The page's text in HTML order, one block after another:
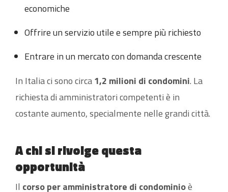
economiche
Offrire un servizio utile e sempre più richiesto
Entrare in un mercato con domanda crescente
In Italia ci sono circa1,2 milioni di condomini. La
richiesta di amministratori competenti è in
costante aumento, specialmente nelle grandi città.
A chi si rivolge questa
opportunità
Il corso per amministratore di condominioè